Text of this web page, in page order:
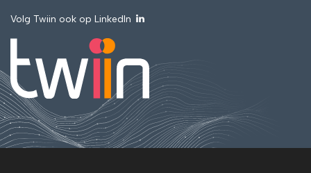
Volg Twiin ook op LinkedIn